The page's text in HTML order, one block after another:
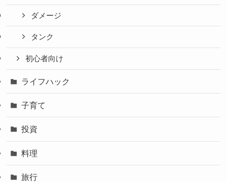
ダメージ
タンク
初心者向け
ライフハック
子育て
投資
料理
旅行